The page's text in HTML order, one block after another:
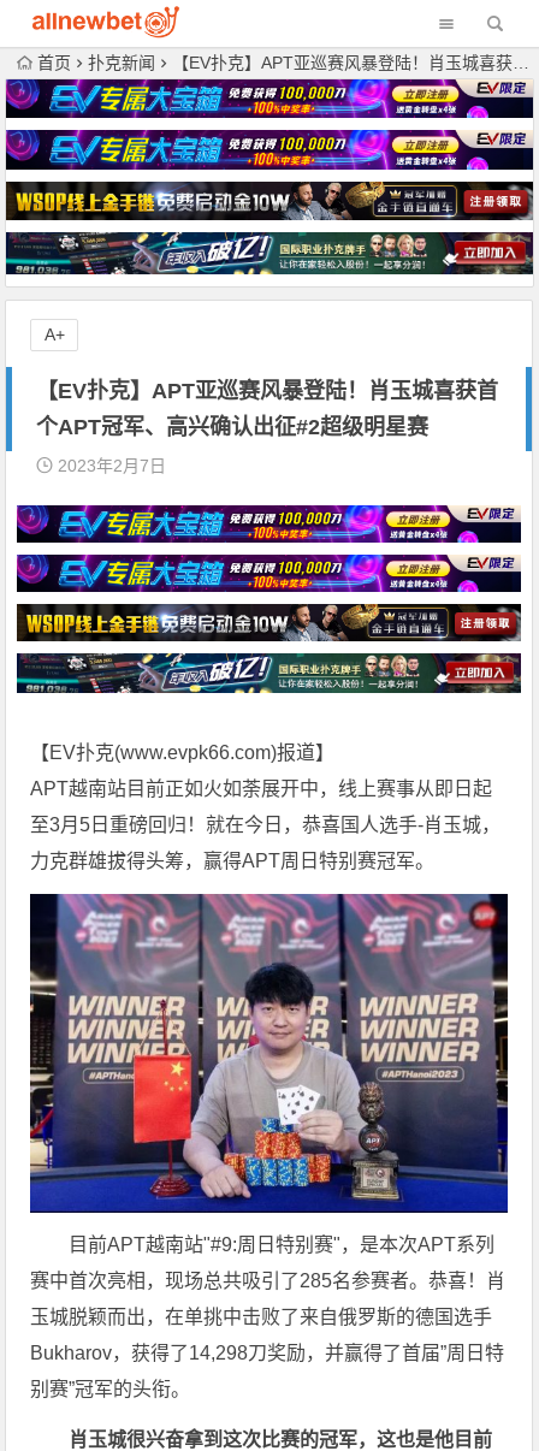
首页 扑克新闻 【EV扑克】APT亚巡赛风暴登陆！肖玉城喜获首个APT冠军、高兴确认出征#2超级明星赛
【EV扑克】APT亚巡赛风暴登陆！肖玉城喜获首
个APT冠军、高兴确认出征#2超级明星赛
2023年2月7日
【EV扑克(www.evpk66.com)报道】
APT越南站目前正如火如荼展开中，线上赛事从即日起
至3月5日重磅回归！就在今日，恭喜国人选手-肖玉城，
力克群雄拔得头筹，赢得APT周日特别赛冠军。
目前APT越南站"#9:周日特别赛"，是本次APT系列
赛中首次亮相，现场总共吸引了285名参赛者。恭喜！肖
玉城脱颖而出，在单挑中击败了来自俄罗斯的德国选手
Bukharov，获得了14,298刀奖励，并赢得了首届”周日特
别赛”冠军的头衔。
肖玉城很兴奋拿到这次比赛的冠军，这也是他目前
A+